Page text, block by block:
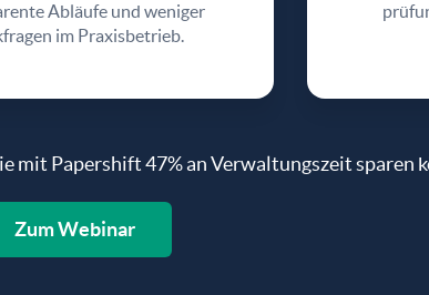
Abläufe und weniger
im Praxisbetrieb.
mit Papershift 47% an Verwaltungszeit sparen
Zum Webinar